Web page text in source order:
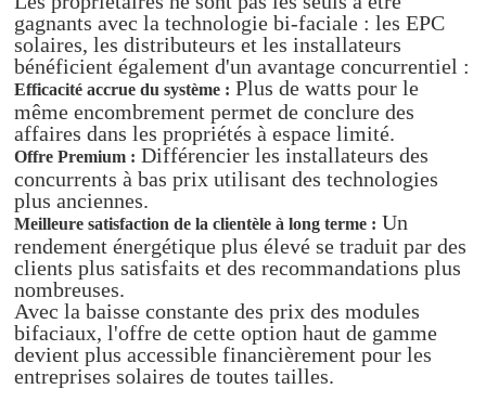
gagnants avec la technologie bi-faciale : les EPC
solaires, les distributeurs et les installateurs
bénéficient également d'un avantage concurrentiel :
Efficacité accrue du système : Plus de watts pour le
même encombrement permet de conclure des
affaires dans les propriétés à espace limité.
Offre Premium : Différencier les installateurs des
concurrents à bas prix utilisant des technologies
plus anciennes.
Meilleure satisfaction de la clientèle à long terme : Un
rendement énergétique plus élevé se traduit par des
clients plus satisfaits et des recommandations plus
nombreuses.
Avec la baisse constante des prix des modules
bifaciaux, l'offre de cette option haut de gamme
devient plus accessible financièrement pour les
entreprises solaires de toutes tailles.